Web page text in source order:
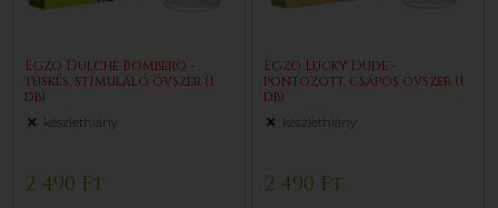
Egzo Dulche Bombero -
tüskés, stimuláló óvszer (1
db)
készlethiány
2 490 Ft
Egzo Lucky Dude -
pontozott, csápos óvszer (1
db)
készlethiány
2 490 Ft